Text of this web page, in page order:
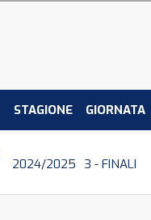
STAGIONE GIORNATA
2024/2025 3 - FINALI